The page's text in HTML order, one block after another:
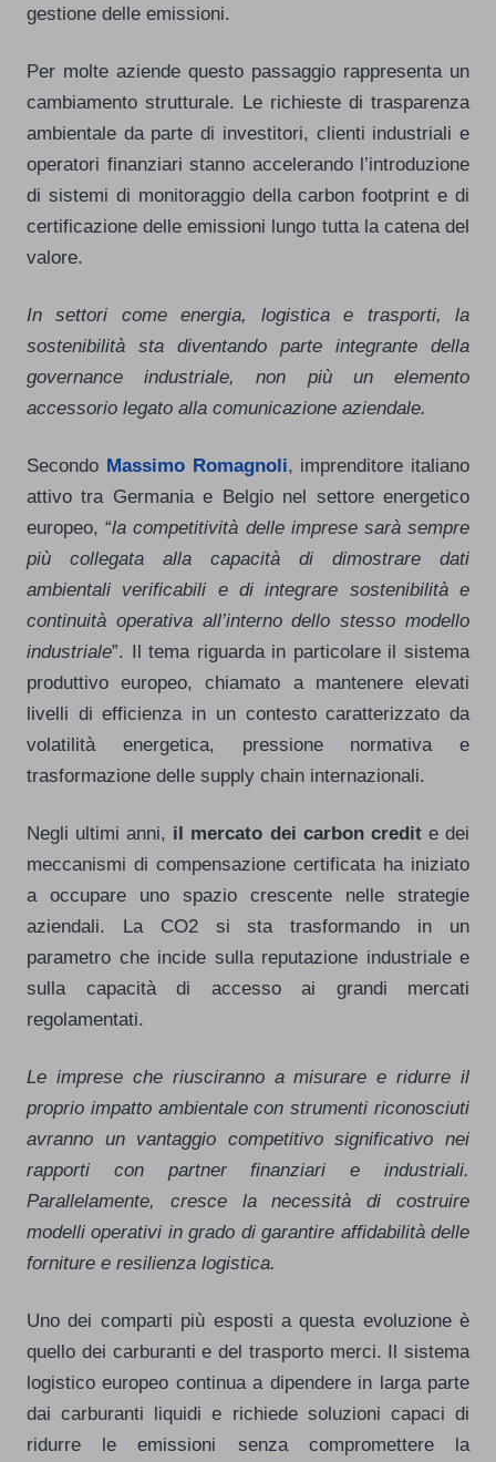
gestione delle emissioni.
Per molte aziende questo passaggio rappresenta un
cambiamento strutturale. Le richieste di trasparenza
ambientale da parte di investitori, clienti industriali e
operatori finanziari stanno accelerando l’introduzione
di sistemi di monitoraggio della carbon footprint e di
certificazione delle emissioni lungo tutta la catena del
valore.
In settori come energia, logistica e trasporti, la
sostenibilità sta diventando parte integrante della
governance industriale, non più un elemento
accessorio legato alla comunicazione aziendale.
Secondo Massimo Romagnoli, imprenditore italiano
attivo tra Germania e Belgio nel settore energetico
europeo, “la competitività delle imprese sarà sempre
più collegata alla capacità di dimostrare dati
ambientali verificabili e di integrare sostenibilità e
continuità operativa all’interno dello stesso modello
industriale”. Il tema riguarda in particolare il sistema
produttivo europeo, chiamato a mantenere elevati
livelli di efficienza in un contesto caratterizzato da
volatilità energetica, pressione normativa e
trasformazione delle supply chain internazionali.
Negli ultimi anni, il mercato dei carbon credite dei
meccanismi di compensazione certificata ha iniziato
a occupare uno spazio crescente nelle strategie
aziendali. La CO2 si sta trasformando in un
parametro che incide sulla reputazione industriale e
sulla capacità di accesso ai grandi mercati
regolamentati.
Le imprese che riusciranno a misurare e ridurre il
proprio impatto ambientale con strumenti riconosciuti
avranno un vantaggio competitivo significativo nei
rapporti con partner finanziari e industriali.
Parallelamente, cresce la necessità di costruire
modelli operativi in grado di garantire affidabilità delle
forniture e resilienza logistica.
Uno dei comparti più esposti a questa evoluzione è
quello dei carburanti e del trasporto merci. Il sistema
logistico europeo continua a dipendere in larga parte
dai carburanti liquidi e richiede soluzioni capaci di
ridurre le emissioni senza compromettere la